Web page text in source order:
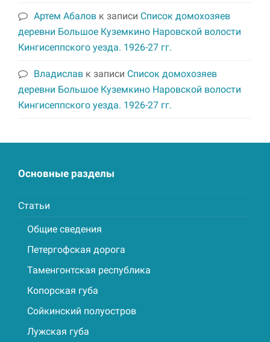
Артем Абалов к записи Список домохозяев
деревни Большое Куземкино Наровской волости
Кингисеппского уезда. 1926-27 гг.
Владислав к записи Список домохозяев
деревни Большое Куземкино Наровской волости
Кингисеппского уезда. 1926-27 гг.
Основные разделы
Статьи
Общие сведения
Петергофская дорога
Таменгонтская республика
Копорская губа
Сойкинский полуостров
Лужская губа